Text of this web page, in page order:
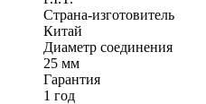
Страна-изготовитель
Китай
Диаметр соединения
25 мм
Гарантия
1 год